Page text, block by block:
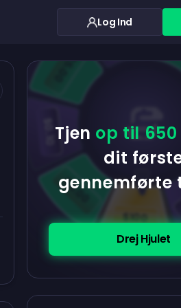
Log Ind
Tjen op til 650
dit
gennemførte
Drej Hjulet
$100
$5.00
$0.10
$5.00
$0.10